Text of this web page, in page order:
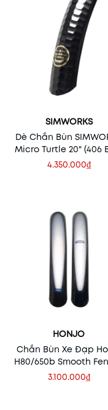
SIMWORKS
Dè Chắn Bùn
Micro Turtle 20" (406
4.350.000₫
HONJO
Chắn Bùn Xe Đạp
H80/650b Smooth
Set
3.100.000₫